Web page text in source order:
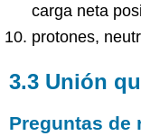
carga neta
protones,
3.3 Unión
Preguntas de